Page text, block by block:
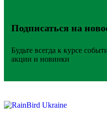
Подписаться на
Будьте всегда к курсе
акции и новинки